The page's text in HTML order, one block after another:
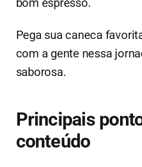
bom espresso.
Pega sua caneca
com a gente nessa
saborosa.
Principais
conteúdo